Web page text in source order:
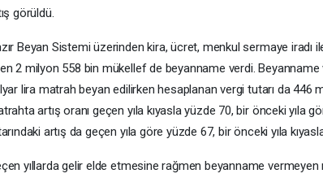
görüldü.
Beyan Sistemi üzerinden kira, ücret, menkul sermaye iradı
2 milyon 558 bin mükellef de beyanname verdi.
lira matrah beyan edilirken hesaplanan vergi tutarı da 446
artış oranı geçen yıla kıyasla yüzde 70, bir önceki yıla
artış da geçen yıla göre yüzde 67, bir önceki yıla
yıllarda gelir elde etmesine rağmen beyanname